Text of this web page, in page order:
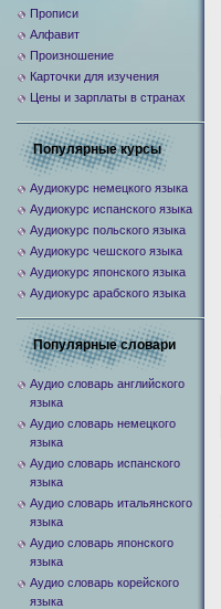
Прописи
Алфавит
Произношение
Карточки для изучения
Цены и зарплаты в странах
Популярные курсы
Аудиокурс немецкого языка
Аудиокурс испанского языка
Аудиокурс польского языка
Аудиокурс чешского языка
Аудиокурс японского языка
Аудиокурс арабского языка
Популярные словари
Аудио словарь английского
языка
Аудио словарь немецкого
языка
Аудио словарь испанского
языка
Аудио словарь итальянского
языка
Аудио словарь японского
языка
Аудио словарь корейского
языка